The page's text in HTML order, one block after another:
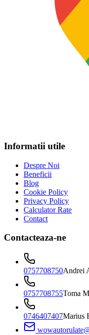
Informatii utile
Despre Noi
Beneficii
Blog
Cookie Policy
Privacy Policy
Calculator Rate
Contact
Contacteaza-ne
0757708750Andrei
0757708755Toma
0746407407Marius